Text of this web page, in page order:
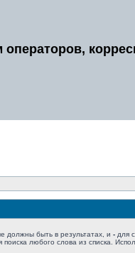
должны быть в результатах, и - для
поиска любого слова из списка.